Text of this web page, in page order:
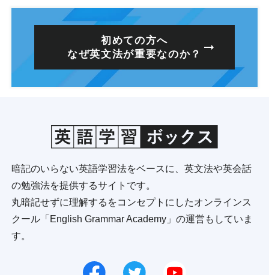
初めての方へ
なぜ英文法が重要なのか？
暗記のいらない英語学習法をベースに、英文法や英会話
の勉強法を提供するサイトです。
丸暗記せずに理解するをコンセプトにしたオンラインス
クール「English Grammar Academy」の運営もしていま
す。